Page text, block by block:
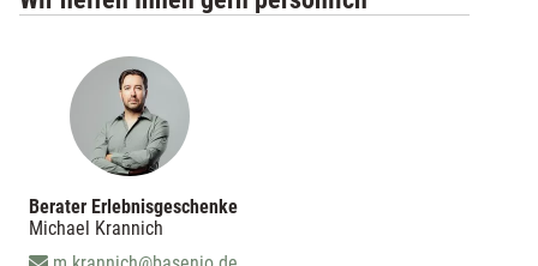
Berater Erlebnisgeschenke
Michael Krannich